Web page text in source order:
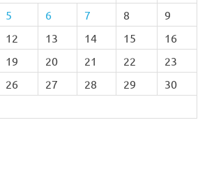
5 6 7 8
9
12 13 14 15
16
19 20 21 22
23
26 27 28 29
30